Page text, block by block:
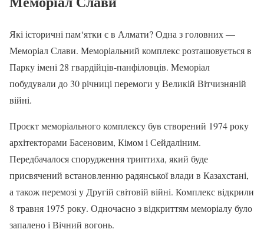
Які історичні пам‘ятки є в Алмати? Одна з головних —
Меморіал Слави. Меморіальний комплекс розташовується в
Парку імені 28 гвардійців-панфіловців. Меморіал
побудували до 30 річниці перемоги у Великій Вітчизняній
війні.
Проєкт меморіального комплексу був створений 1974 року
архітекторами Басеновим, Кімом і Сейдаліним.
Передбачалося спорудження триптиха, який буде
присвячений встановленню радянської влади в Казахстані,
а також перемозі у Другій світовій війні. Комплекс відкрили
8 травня 1975 року. Одночасно з відкриттям меморіалу було
запалено і Вічний вогонь.